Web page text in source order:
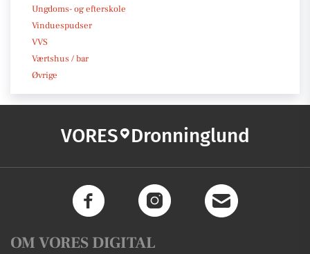
Ungdoms- og efterskole
Vinduespudser
VVS
Værtshus / bar
Øvrige
VORES Dronninglund
OM VORES DIGITAL